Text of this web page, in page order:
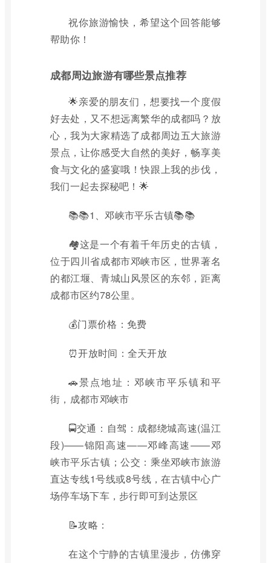
祝你旅游愉快，希望这个回答能够
帮助你！
成都周边旅游有哪些景点推荐
🌟亲爱的朋友们，想要找一个度假
好去处，又不想远离繁华的成都吗？放
心，我为大家精选了成都周边五大旅游
景点，让你感受大自然的美好，畅享美
食与文化的盛宴哦！快跟上我的步伐，
我们一起去探秘吧！🌟
📚📚1、邓峡市平乐古镇📚📚
🏘这是一个有着千年历史的古镇，
位于四川省成都市邓峡市区，世界著名
的都江堰、青城山风景区的东邻，距离
成都市区约78公里。
💰门票价格：免费
⏰开放时间：全天开放
🚗景点地址：邓峡市平乐镇和平
街，成都市邓峡市
🚍交通：自驾：成都绕城高速(温江
段)——锦阳高速——邓峰高速——邓
峡市平乐古镇；公交：乘坐邓峡市旅游
直达专线1号线或8号线，在古镇中心广
场停车场下车，步行即可到达景区
📝攻略：
在这个宁静的古镇里漫步，仿佛穿